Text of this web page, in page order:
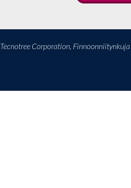
Tecnotree Corporation,